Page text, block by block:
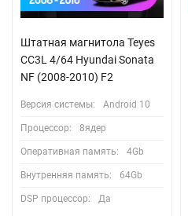
Штатная магнитола Teyes
CC3L 4/64 Hyundai Sonata
NF (2008-2010) F2
Версия системы: Android 10
Процессор: 8ядер
Оперативная память: 4Gb
Внутренняя память: 64Gb
DSP процессор: Да